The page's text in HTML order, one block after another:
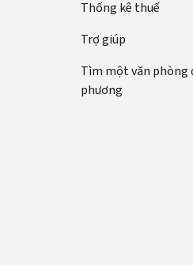
Thống kê thuế
Trợ giúp
Tìm một văn phòng
phương